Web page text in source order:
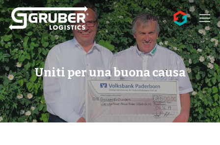
Hit enter to search or ESC to close
Uniti per una buona causa